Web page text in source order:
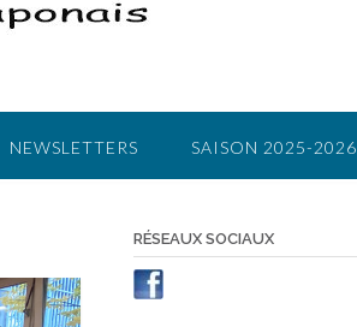
NEWSLETTERS SAISON 2025-2026
RÉSEAUX SOCIAUX